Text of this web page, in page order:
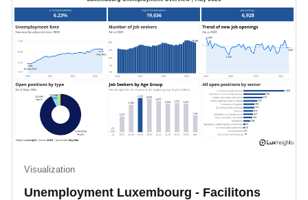
Unemployment Luxembourg - Facilitons
Visualization